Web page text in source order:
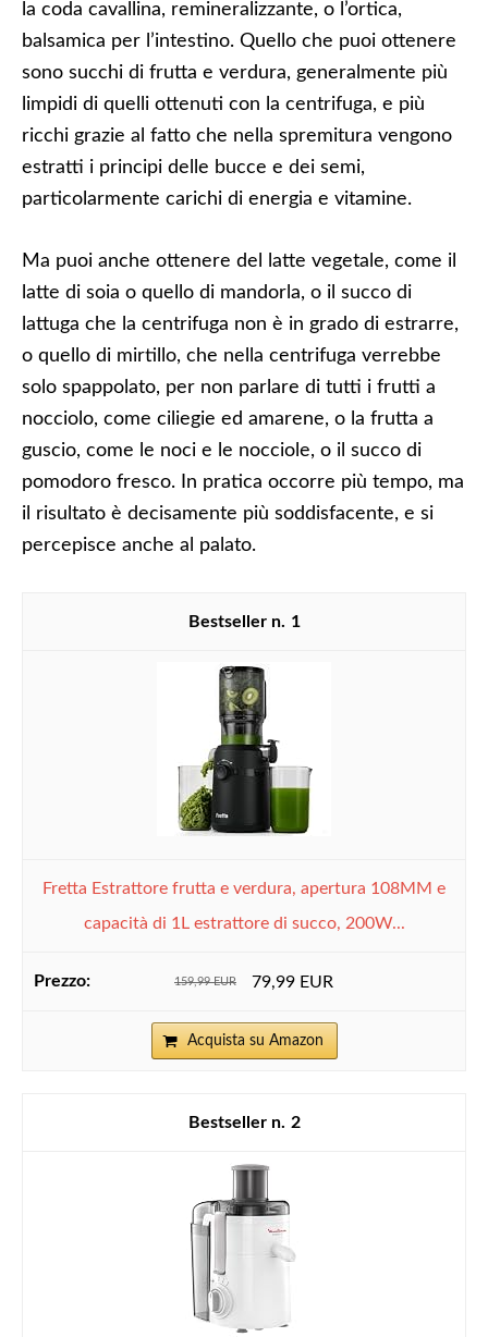
la coda cavallina, remineralizzante, o l’ortica,
balsamica per l’intestino. Quello che puoi ottenere
sono succhi di frutta e verdura, generalmente più
limpidi di quelli ottenuti con la centrifuga, e più
ricchi grazie al fatto che nella spremitura vengono
estratti i principi delle bucce e dei semi,
particolarmente carichi di energia e vitamine.
Ma puoi anche ottenere del latte vegetale, come il
latte di soia o quello di mandorla, o il succo di
lattuga che la centrifuga non è in grado di estrarre,
o quello di mirtillo, che nella centrifuga verrebbe
solo spappolato, per non parlare di tutti i frutti a
nocciolo, come ciliegie ed amarene, o la frutta a
guscio, come le noci e le nocciole, o il succo di
pomodoro fresco. In pratica occorre più tempo, ma
il risultato è decisamente più soddisfacente, e si
percepisce anche al palato.
1
Fretta Estrattore frutta e verdura, apertura 108MM e
capacità di 1L estrattore di succo, 200W...
159,99 EUR 79,99 EUR
Acquista su Amazon
2